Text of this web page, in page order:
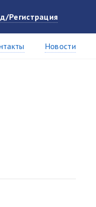
Регистрация
Новости